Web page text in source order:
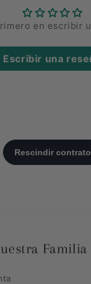
en escribir
Escribir una